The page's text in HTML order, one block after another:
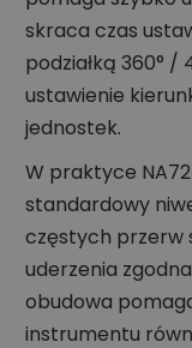
skraca czas
podziałką 360° /
ustawienie
jednostek.
W praktyce
standardowy
częstych przerw
uderzenia
obudowa
instrumentu